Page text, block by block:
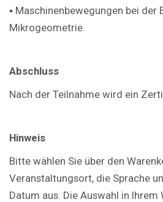
▪ Maschinenbewegungen bei der
Mikrogeometrie.
Abschluss
Nach der Teilnahme wird ein
Hinweis
Bitte wählen Sie über den
Veranstaltungsort, die Sprache
Datum aus. Die Auswahl in